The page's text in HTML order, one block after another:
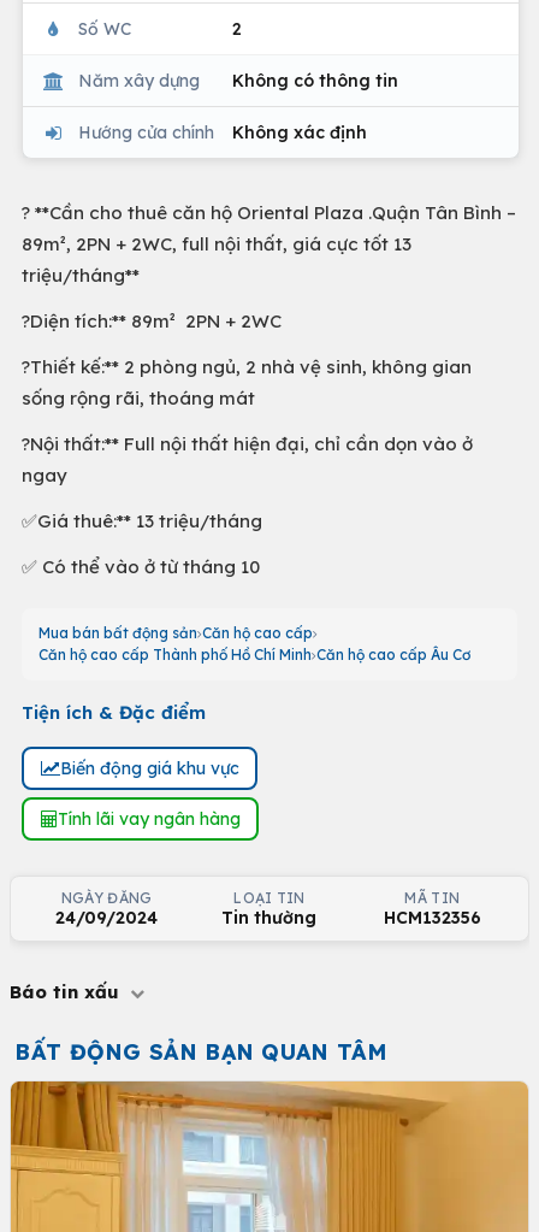
Số WC 2
Năm xây dựng Không có thông tin
Hướng cửa chính Không xác định
? **Cần cho thuê căn hộ Oriental Plaza .Quận Tân Bình –
89m², 2PN + 2WC, full nội thất, giá cực tốt 13
triệu/tháng**
?Diện tích:** 89m² 2PN + 2WC
?Thiết kế:** 2 phòng ngủ, 2 nhà vệ sinh, không gian
sống rộng rãi, thoáng mát
?Nội thất:** Full nội thất hiện đại, chỉ cần dọn vào ở
ngay
✅Giá thuê:** 13 triệu/tháng
✅ Có thể vào ở từ tháng 10
Mua bán bất động sản Căn hộ cao cấp
Căn hộ cao cấp Thành phố Hồ Chí Minh Căn hộ cao cấp Âu Cơ
Tiện ích & Đặc điểm
Biến động giá khu vực
Tính lãi vay ngân hàng
NGÀY ĐĂNG
24/09/2024
LOẠI TIN
Tin thường
MÃ TIN
HCM132356
Báo tin xấu
BẤT ĐỘNG SẢN BẠN QUAN TÂM